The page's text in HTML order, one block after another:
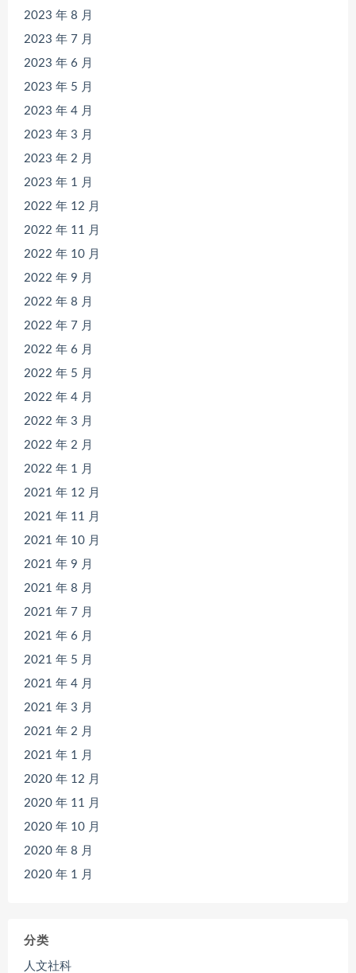
2023 年 8 月
2023 年 7 月
2023 年 6 月
2023 年 5 月
2023 年 4 月
2023 年 3 月
2023 年 2 月
2023 年 1 月
2022 年 12 月
2022 年 11 月
2022 年 10 月
2022 年 9 月
2022 年 8 月
2022 年 7 月
2022 年 6 月
2022 年 5 月
2022 年 4 月
2022 年 3 月
2022 年 2 月
2022 年 1 月
2021 年 12 月
2021 年 11 月
2021 年 10 月
2021 年 9 月
2021 年 8 月
2021 年 7 月
2021 年 6 月
2021 年 5 月
2021 年 4 月
2021 年 3 月
2021 年 2 月
2021 年 1 月
2020 年 12 月
2020 年 11 月
2020 年 10 月
2020 年 8 月
2020 年 1 月
分类
人文社科